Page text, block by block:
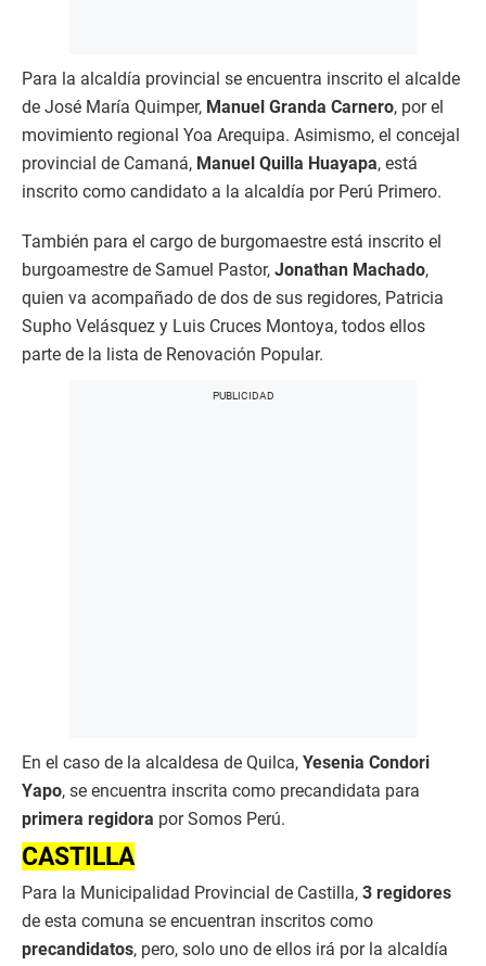
Para la alcaldía provincial se encuentra inscrito el alcalde
de José María Quimper, Manuel Granda Carnero, por el
movimiento regional Yoa Arequipa. Asimismo, el concejal
provincial de Camaná, Manuel Quilla Huayapa, está
inscrito como candidato a la alcaldía por Perú Primero.
También para el cargo de burgomaestre está inscrito el
burgoamestre de Samuel Pastor, Jonathan Machado,
quien va acompañado de dos de sus regidores, Patricia
Supho Velásquez y Luis Cruces Montoya, todos ellos
parte de la lista de Renovación Popular.
En el caso de la alcaldesa de Quilca, Yesenia Condori
Yapo, se encuentra inscrita como precandidata para
primera regidora por Somos Perú.
CASTILLA
Para la Municipalidad Provincial de Castilla, 3 regidores
de esta comuna se encuentran inscritos como
precandidatos, pero, solo uno de ellos irá por la alcaldía